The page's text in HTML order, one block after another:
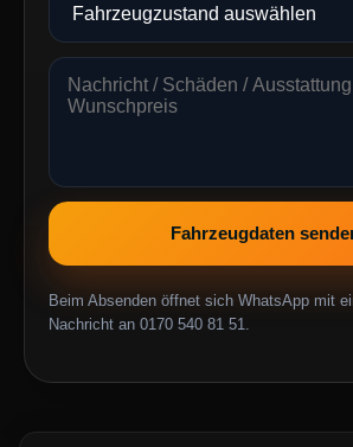
Fahrzeugdaten
Beim Absenden öffnet sich WhatsApp mit
Nachricht an 0170 540 81 51.